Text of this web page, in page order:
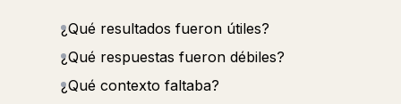
¿Qué resultados fueron útiles?
¿Qué respuestas fueron débiles?
¿Qué contexto faltaba?